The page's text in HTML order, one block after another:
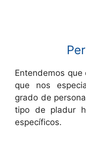
Entendemos
que nos
grado de
tipo de pladur
específicos.